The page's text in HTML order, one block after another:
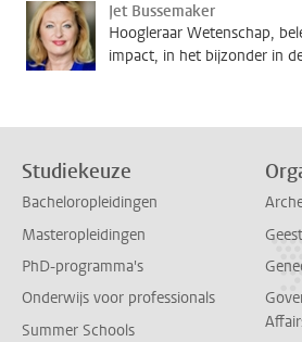
Jet Bussemaker
Hoogleraar Wetenschap,
impact, in het bijzonder in
Studiekeuze
Bacheloropleidingen
Masteropleidingen
PhD-programma's
Onderwijs voor professionals
Summer Schools